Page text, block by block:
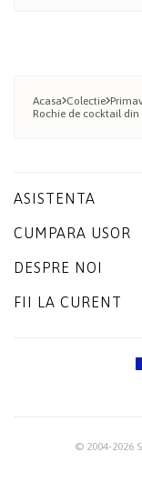
Acasa Colectie
Rochie de cocktail
ASISTENTA
CUMPARA USOR
DESPRE NOI
FII LA CURENT
© 2004-2026